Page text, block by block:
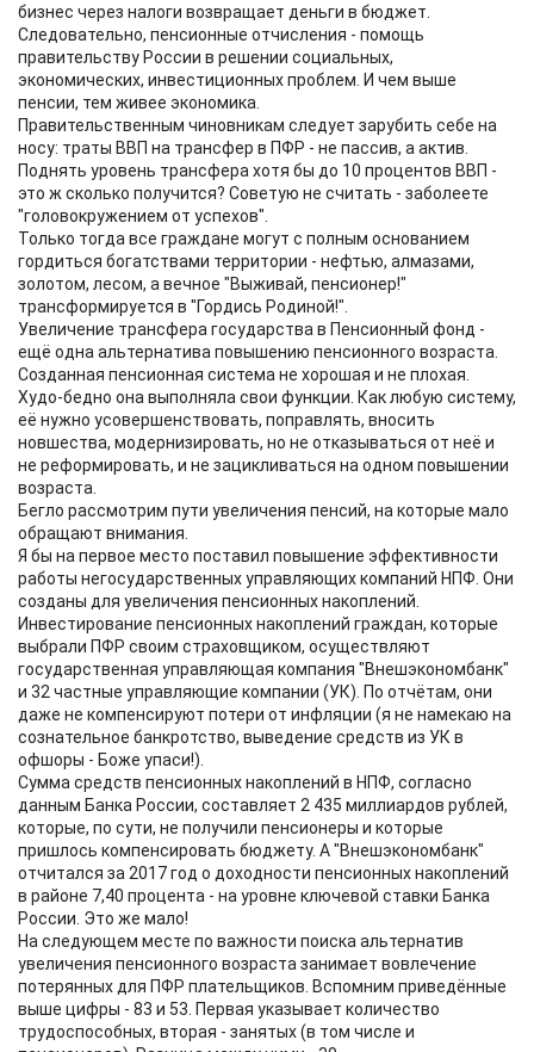
бизнес через налоги возвращает деньги в бюджет.
Следовательно, пенсионные отчисления - помощь
правительству России в решении социальных,
экономических, инвестиционных проблем. И чем выше
пенсии, тем живее экономика.
Правительственным чиновникам следует зарубить себе на
носу: траты ВВП на трансфер в ПФР - не пассив, а актив.
Поднять уровень трансфера хотя бы до 10 процентов ВВП -
это ж сколько получится? Советую не считать - заболеете
"головокружением от успехов".
Только тогда все граждане могут с полным основанием
гордиться богатствами территории - нефтью, алмазами,
золотом, лесом, а вечное "Выживай, пенсионер!"
трансформируется в "Гордись Родиной!".
Увеличение трансфера государства в Пенсионный фонд -
ещё одна альтернатива повышению пенсионного возраста.
Созданная пенсионная система не хорошая и не плохая.
Худо-бедно она выполняла свои функции. Как любую систему,
её нужно усовершенствовать, поправлять, вносить
новшества, модернизировать, но не отказываться от неё и
не реформировать, и не зацикливаться на одном повышении
возраста.
Бегло рассмотрим пути увеличения пенсий, на которые мало
обращают внимания.
Я бы на первое место поставил повышение эффективности
работы негосударственных управляющих компаний НПФ. Они
созданы для увеличения пенсионных накоплений.
Инвестирование пенсионных накоплений граждан, которые
выбрали ПФР своим страховщиком, осуществляют
государственная управляющая компания "Внешэкономбанк"
и 32 частные управляющие компании (УК). По отчётам, они
даже не компенсируют потери от инфляции (я не намекаю на
сознательное банкротство, выведение средств из УК в
офшоры - Боже упаси!).
Сумма средств пенсионных накоплений в НПФ, согласно
данным Банка России, составляет 2 435 миллиардов рублей,
которые, по сути, не получили пенсионеры и которые
пришлось компенсировать бюджету. А "Внешэкономбанк"
отчитался за 2017 год о доходности пенсионных накоплений
в районе 7,40 процента - на уровне ключевой ставки Банка
России. Это же мало!
На следующем месте по важности поиска альтернатив
увеличения пенсионного возраста занимает вовлечение
потерянных для ПФР плательщиков. Вспомним приведённые
выше цифры - 83 и 53. Первая указывает количество
трудоспособных, вторая - занятых (в том числе и